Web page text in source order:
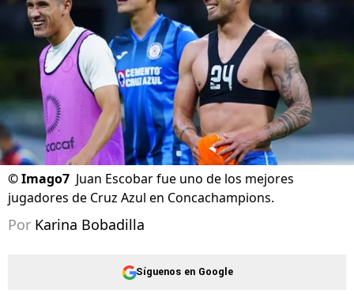
©Imago7 Juan Escobar fue uno de los mejores
jugadores de Cruz Azul en Concachampions.
Por Karina Bobadilla
Síguenos en Google